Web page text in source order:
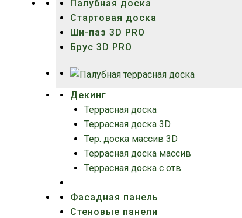
Палубная доска
Стартовая доска
Ши-паз 3D PRO
Брус 3D PRO
Декинг
Террасная доска
Террасная доска 3D
Тер. доска массив 3D
Террасная доска массив
Террасная доска с отв.
Фасадная панель
Стеновые панели